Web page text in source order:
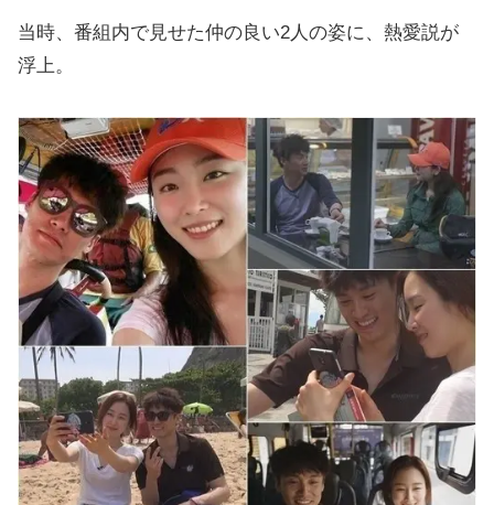
当時、番組内で見せた仲の良い2人の姿に、熱愛説が
浮上。